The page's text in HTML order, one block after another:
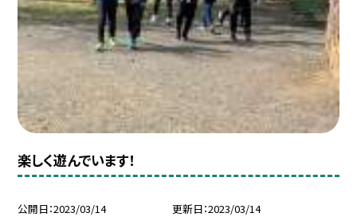
楽しく遊んでいます！
公開日 2023/03/14 更新日 2023/03/14